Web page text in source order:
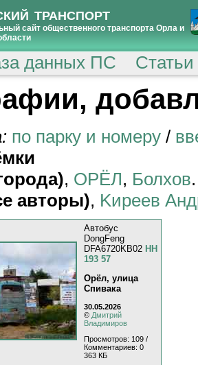
ТРАНСПОРТ
сайт общественного транспорта Орла и
данных ПС
по парку и номеру /
, ОРЁЛ, Болхов.
авторы), Kиpeeв
Автобус
DongFeng
DFA6720KB02 НН
193 57
Орёл, улица
Спивака
30.05.2026
© Дмитрий
Владимиров
Просмотров: 109 /
Комментариев: 0
363 КБ